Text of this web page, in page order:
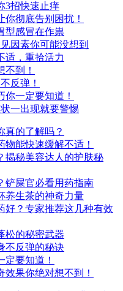
3招快速止痒
彻底告别困扰！
型感冒在作祟
因素你可能没想到
适，重拾活力
到！
反弹！
一定要知道！
一出现就要警惕
真的了解吗？
能快速缓解不适！
揭秘美容达人的护肤秘
铲屎官必看用药指南
养生茶的神奇力量
好？专家推荐这几种有效
松的秘密武器
不反弹的秘诀
要知道！
果你绝对想不到！